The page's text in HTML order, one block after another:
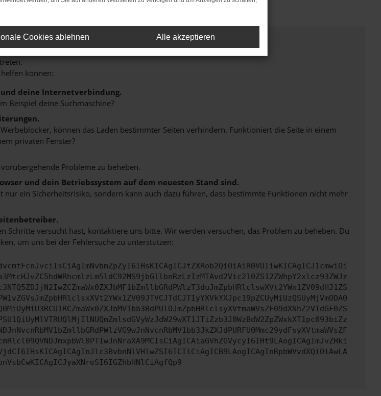
können:
deine Internetverbindung.
Beispiel deine Suchmaschine?
können das Laden bestimmter Seiten verhindern. Funktioniert die Seite in einem
privaten Fenster?
Probleme zu beheben.
und dein Betriebssystem auf dem neuesten Stand sind.
nur ein Sicherheitsrisiko, sondern kann auch dazu führen, dass bestimmte Funktionen nicht mehr
Schritte versucht hast, kontaktiere uns bitte. Wir werden versuchen, das Problem zu beheben. Du
um uns bei der Fehlersuche zu unterstützen:
Cookies ablehnen Alle akzeptieren